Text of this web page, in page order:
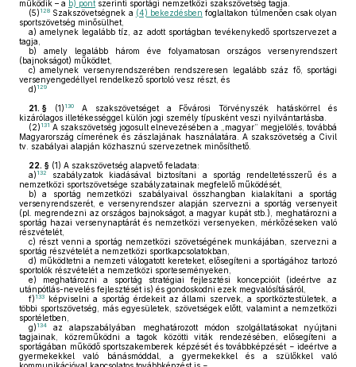
működik – a b) pont szerinti sportági nemzetközi szakszövetség tagja.
(5) 128 Szakszövetségnek a (4) bekezdésben foglaltakon túlmenően csak olyan
sportszövetség minősülhet,
a) amelynek legalább tíz, az adott sportágban tevékenykedő sportszervezet a
tagja,
b) amely legalább három éve folyamatosan országos versenyrendszert
(bajnokságot) működtet,
c) amelynek versenyrendszerében rendszeresen legalább száz fő, sportági
versenyengedéllyel rendelkező sportoló vesz részt, és
d) 129
21. § (1) 130A szakszövetséget a Fővárosi Törvényszék hatáskörrel és
kizárólagos illetékességgel külön jogi személy típusként veszi nyilvántartásba.
(2) 131 A szakszövetség jogosult elnevezésében a „magyar” megjelölés, továbbá
Magyarország címerének és zászlajának használatára. A szakszövetség a Civil
tv. szabályai alapján közhasznú szervezetnek minősíthető.
22. § (1) A szakszövetség alapvető feladata:
a) 132
szabályzatok kiadásával biztosítani a sportág rendeltetésszerű és a
nemzetközi sportszövetsége szabályzatainak megfelelő működését,
b) a sportág nemzetközi szabályaival összhangban kialakítani a sportág
versenyrendszerét, e versenyrendszer alapján szervezni a sportág versenyeit
(pl. megrendezni az országos bajnokságot, a magyar kupát stb.), meghatározni a
sportág hazai versenynaptárát és nemzetközi versenyeken, mérkőzéseken való
részvételét,
c) részt venni a sportág nemzetközi szövetségének munkájában, szervezni a
sportág részvételét a nemzetközi sportkapcsolatokban,
d) működtetni a nemzeti válogatott kereteket, elősegíteni a sportágához tartozó
sportolók részvételét a nemzetközi sporteseményeken,
e) meghatározni a sportág stratégiai fejlesztési koncepcióit (ideértve az
utánpótlás-nevelés fejlesztését is) és gondoskodni ezek megvalósításáról,
f) 133
képviselni a sportág érdekeit az állami szervek, a sportköztestületek, a
többi sportszövetség, más egyesületek, szövetségek előtt, valamint a nemzetközi
sportéletben,
g) 134
az alapszabályában meghatározott módon szolgáltatásokat nyújtani
tagjainak, közreműködni a tagok közötti viták rendezésében, elősegíteni a
sportágában működő sportszakemberek képzését és továbbképzését − ideértve a
gyermekekkel való bánásmóddal, a gyermekekkel és a szülőkkel való